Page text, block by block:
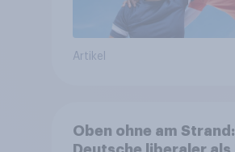
Artikel
Oben ohne am Strand: